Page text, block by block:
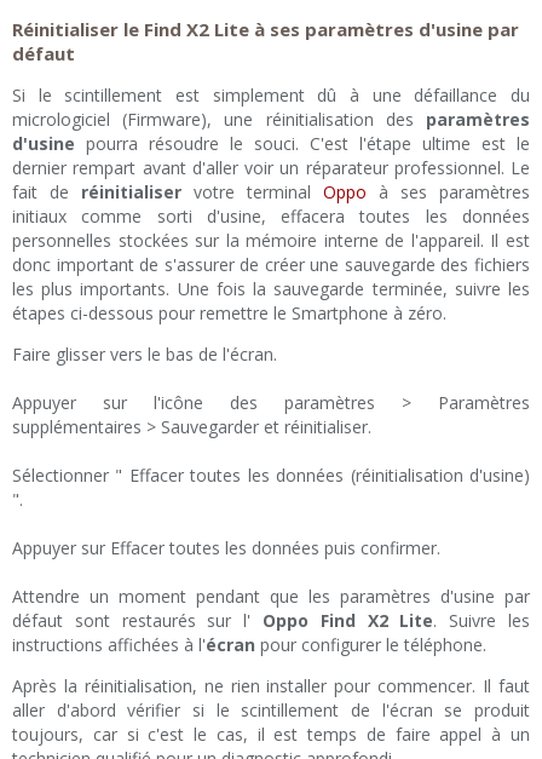
Réinitialiser le Find X2 Lite à ses paramètres d'usine par
défaut
Si le scintillement est simplement dû à une défaillance du
micrologiciel (Firmware), une réinitialisation des paramètres
d'usine pourra résoudre le souci. C'est l'étape ultime est le
dernier rempart avant d'aller voir un réparateur professionnel. Le
fait de réinitialiser votre terminal Oppo à ses paramètres
initiaux comme sorti d'usine, effacera toutes les données
personnelles stockées sur la mémoire interne de l'appareil. Il est
donc important de s'assurer de créer une sauvegarde des fichiers
les plus importants. Une fois la sauvegarde terminée, suivre les
étapes ci-dessous pour remettre le Smartphone à zéro.
Faire glisser vers le bas de l'écran.
Appuyer sur l'icône des paramètres > Paramètres
supplémentaires > Sauvegarder et réinitialiser.
Sélectionner " Effacer toutes les données (réinitialisation d'usine)
".
Appuyer sur Effacer toutes les données puis confirmer.
Attendre un moment pendant que les paramètres d'usine par
défaut sont restaurés sur l' Oppo Find X2 Lite. Suivre les
instructions affichées à l'écran pour configurer le téléphone.
Après la réinitialisation, ne rien installer pour commencer. Il faut
aller d'abord vérifier si le scintillement de l'écran se produit
toujours, car si c'est le cas, il est temps de faire appel à un